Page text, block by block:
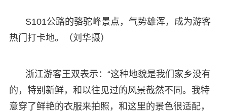
S101公路的骆驼峰景点，气势雄浑，成为游客
热门打卡地。（刘华摄）
浙江游客王双表示：“这种地貌是我们家乡没有
的，特别新鲜，和以往见过的风景截然不同。我特
意穿了鲜艳的衣服来拍照，和这里的景色很适配，